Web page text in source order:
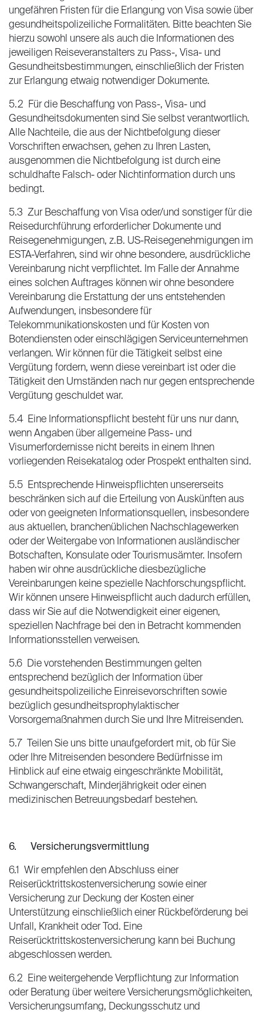
ungefähren Fristen für die Erlangung von Visa sowie über
gesundheitspolizeiliche Formalitäten. Bitte beachten Sie
hierzu sowohl unsere als auch die Informationen des
jeweiligen Reiseveranstalters zu Pass-, Visa- und
Gesundheitsbestimmungen, einschließlich der Fristen
zur Erlangung etwaig notwendiger Dokumente.
5.2 Für die Beschaffung von Pass-, Visa- und
Gesundheitsdokumenten sind Sie selbst verantwortlich.
Alle Nachteile, die aus der Nichtbefolgung dieser
Vorschriften erwachsen, gehen zu Ihren Lasten,
ausgenommen die Nichtbefolgung ist durch eine
schuldhafte Falsch- oder Nichtinformation durch uns
bedingt.
5.3 Zur Beschaffung von Visa oder/und sonstiger für die
Reisedurchführung erforderlicher Dokumente und
Reisegenehmigungen, z.B. US-Reisegenehmigungen im
ESTA-Verfahren, sind wir ohne besondere, ausdrückliche
Vereinbarung nicht verpflichtet. Im Falle der Annahme
eines solchen Auftrages können wir ohne besondere
Vereinbarung die Erstattung der uns entstehenden
Aufwendungen, insbesondere für
Telekommunikationskosten und für Kosten von
Botendiensten oder einschlägigen Serviceunternehmen
verlangen. Wir können für die Tätigkeit selbst eine
Vergütung fordern, wenn diese vereinbart ist oder die
Tätigkeit den Umständen nach nur gegen entsprechende
Vergütung geschuldet war.
5.4 Eine Informationspflicht besteht für uns nur dann,
wenn Angaben über allgemeine Pass- und
Visumerfordernisse nicht bereits in einem Ihnen
vorliegenden Reisekatalog oder Prospekt enthalten sind.
5.5 Entsprechende Hinweispflichten unsererseits
beschränken sich auf die Erteilung von Auskünften aus
oder von geeigneten Informationsquellen, insbesondere
aus aktuellen, branchenüblichen Nachschlagewerken
oder der Weitergabe von Informationen ausländischer
Botschaften, Konsulate oder Tourismusämter. Insofern
haben wir ohne ausdrückliche diesbezügliche
Vereinbarungen keine spezielle Nachforschungspflicht.
Wir können unsere Hinweispflicht auch dadurch erfüllen,
dass wir Sie auf die Notwendigkeit einer eigenen,
speziellen Nachfrage bei den in Betracht kommenden
Informationsstellen verweisen.
5.6 Die vorstehenden Bestimmungen gelten
entsprechend bezüglich der Information über
gesundheitspolizeiliche Einreisevorschriften sowie
bezüglich gesundheitsprophylaktischer
Vorsorgemaßnahmen durch Sie und Ihre Mitreisenden.
5.7 Teilen Sie uns bitte unaufgefordert mit, ob für Sie
oder Ihre Mitreisenden besondere Bedürfnisse im
Hinblick auf eine etwaig eingeschränkte Mobilität,
Schwangerschaft, Minderjährigkeit oder einen
medizinischen Betreuungsbedarf bestehen.
6. Versicherungsvermittlung
6.1 Wir empfehlen den Abschluss einer
Reiserücktrittskostenversicherung sowie einer
Versicherung zur Deckung der Kosten einer
Unterstützung einschließlich einer Rückbeförderung bei
Unfall, Krankheit oder Tod. Eine
Reiserücktrittskostenversicherung kann bei Buchung
abgeschlossen werden.
6.2 Eine weitergehende Verpflichtung zur Information
oder Beratung über weitere Versicherungsmöglichkeiten,
Versicherungsumfang, Deckungsschutz und